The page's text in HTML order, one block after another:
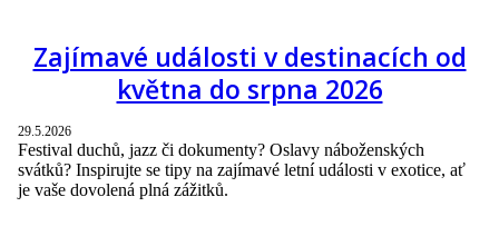
Zajímavé události v destinacích od
května do srpna 2026
29.5.2026
Festival duchů, jazz či dokumenty? Oslavy náboženských
svátků? Inspirujte se tipy na zajímavé letní události v exotice, ať
je vaše dovolená plná zážitků.